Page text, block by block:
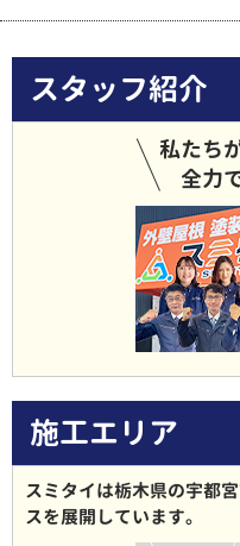
スタッフ紹介
私たち
全力
施工エリア
スミタイは栃木県の宇都
スを展開しています。